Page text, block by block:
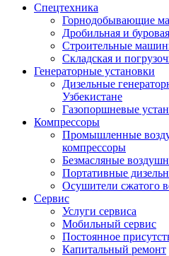
Спецтехника
Горнодобывающие
Дробильная и
Строительные
Складская и
Генераторные установки
Дизельные
Узбекистане
Газопоршневые
Компрессоры
Промышленные
компрессоры
Безмасляные
Портативные
Осушители сжатого
Сервис
Услуги сервиса
Мобильный сервис
Постоянное
Капитальный ремонт